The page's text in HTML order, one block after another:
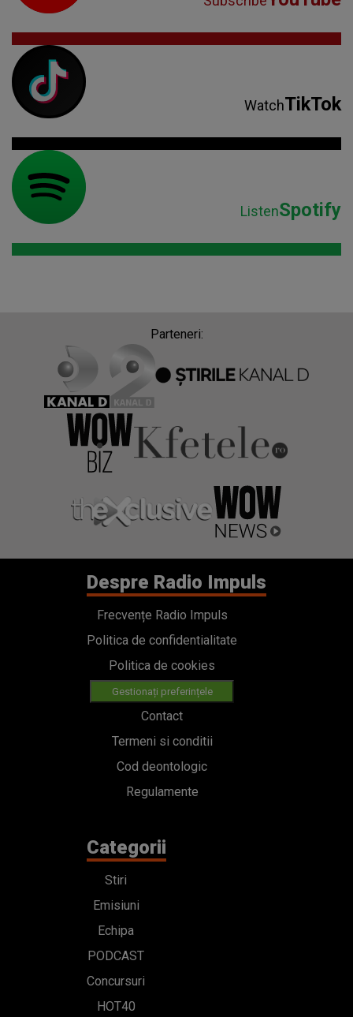
WatchTikTok
ListenSpotify
Parteneri:
Despre Radio Impuls
Frecvențe Radio Impuls
Politica de confidentialitate
Politica de cookies
Gestionați preferințele
Contact
Termeni si conditii
Cod deontologic
Regulamente
Categorii
Stiri
Emisiuni
Echipa
PODCAST
Concursuri
HOT40